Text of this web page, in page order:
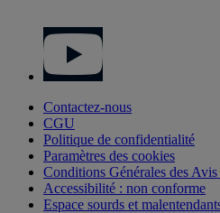
Contactez-nous
CGU
Politique de confidentialité
Paramètres des cookies
Conditions Générales des
Accessibilité : non conforme
Espace sourds et